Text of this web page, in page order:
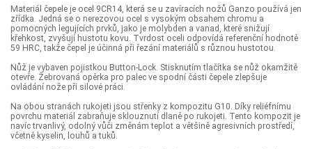
Materiál čepele je ocel 9CR14, která se u zavíracích nožů Ganzo používá jen
zřídka. Jedná se o nerezovou ocel s vysokým obsahem chromu a
pomocných legujících prvků, jako je molybden a vanad, které snižují
křehkost, zvyšují hustotu kovu. Tvrdost oceli odpovídá referenční hodnotě
59 HRC, takže čepel je účinná při řezání materiálů s různou hustotou.
Nůž je vybaven pojistkou Button-Lock. Stisknutím tlačítka se nůž okamžitě
otevře. Žebrovaná opěrka pro palec ve spodní části čepele zlepšuje
ovládání nože při silové práci.
Na obou stranách rukojeti jsou střenky z kompozitu G10. Díky reliéfnímu
povrchu materiál zabraňuje sklouznutí dlaně po rukojeti. Tento kompozit je
navíc trvanlivý, odolný vůči změnám teplot a většině agresivních prostředí,
včetně kyselin, louhů a tuků.